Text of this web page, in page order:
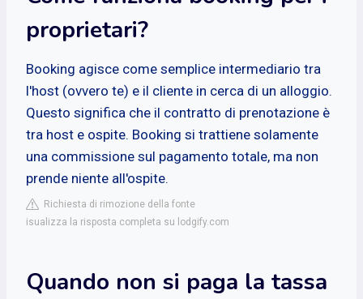
proprietari?
Booking agisce come semplice intermediario tra
l'host (ovvero te) e il cliente in cerca di un alloggio.
Questo significa che il contratto di prenotazione è
tra host e ospite. Booking si trattiene solamente
una commissione sul pagamento totale, ma non
prende niente all'ospite.
Richiesta di rimozione della fonte
isualizza la risposta completa su lodgify.com
Quando non si paga la tassa